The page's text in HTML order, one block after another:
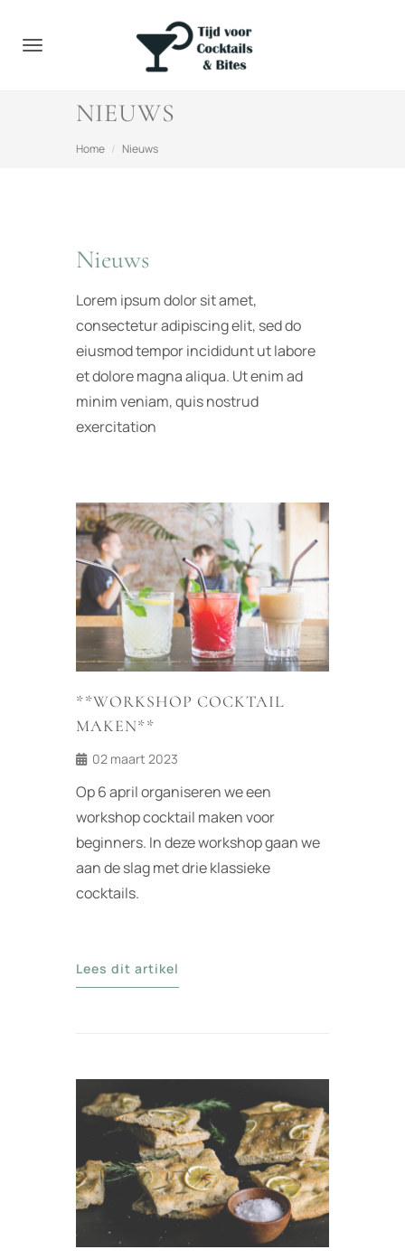
Toggle navigation
NIEUWS
Home Nieuws
Nieuws
Lorem ipsum dolor sit amet,
consectetur adipiscing elit, sed do
eiusmod tempor incididunt ut labore
et dolore magna aliqua. Ut enim ad
minim veniam, quis nostrud
exercitation
**WORKSHOP COCKTAIL
MAKEN**
02 maart 2023
Op 6 april organiseren we een
workshop cocktail maken voor
beginners. In deze workshop gaan we
aan de slag met drie klassieke
cocktails.
Lees dit artikel